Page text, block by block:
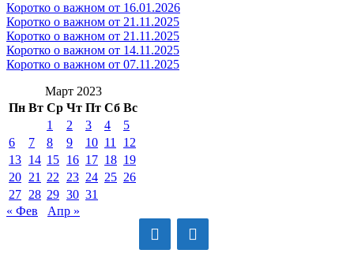
Коротко о важном от 16.01.2026
Коротко о важном от 21.11.2025
Коротко о важном от 21.11.2025
Коротко о важном от 14.11.2025
Коротко о важном от 07.11.2025
Март 2023
Пн Вт Ср Чт Пт Сб Вс
1
2 3 4
5
6
7 8 9 10 11
12
13 14 15 16 17 18 19
20 21 22 23 24 25 26
27 28 29 30 31
« Фев
Апр »